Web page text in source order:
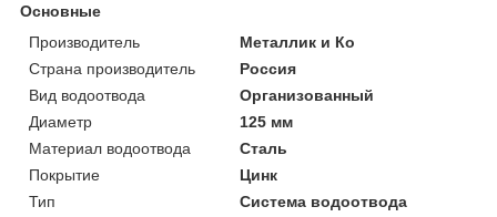
Основные
Производитель
Металлик и Ко
Страна производитель
Россия
Вид водоотвода
Организованный
Диаметр
125 мм
Материал водоотвода
Сталь
Покрытие
Цинк
Тип
Система водоотвода